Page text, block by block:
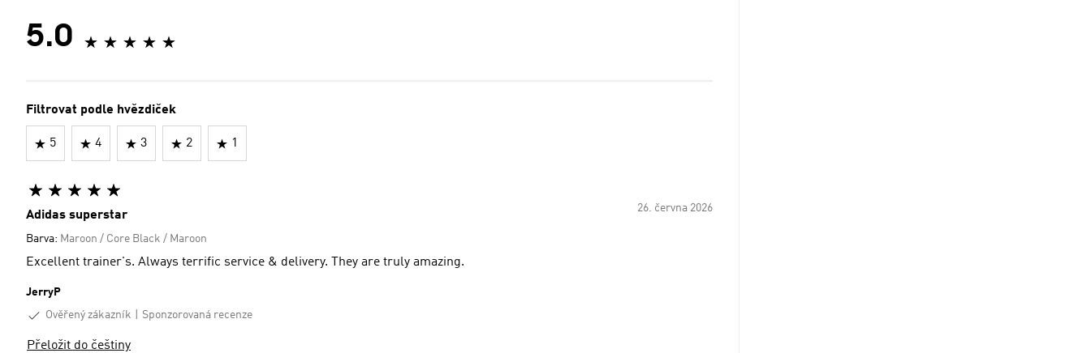
5.0
Filtrovat podle hvězdiček
5 4 3 2 1
26. června 2026
Adidas superstar
Barva: Maroon / Core Black / Maroon
Excellent trainer's. Always terrific service & delivery. They are truly amazing.
JerryP
Ověřený zákazník
Sponzorovaná recenze
Přeložit do češtiny